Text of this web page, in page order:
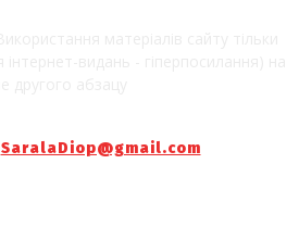
SaralaDiop@gmail.com